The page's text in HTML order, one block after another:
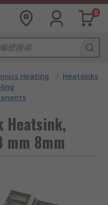
0
Heating
/ Heatsinks
Heatsink,
mm 8mm